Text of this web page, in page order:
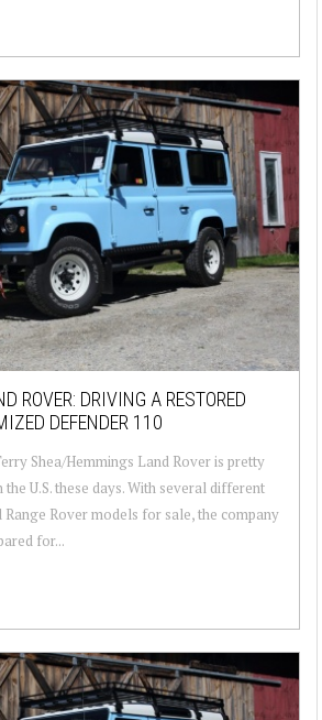
ROVER: DRIVING A RESTORED
DEFENDER 110
Shea/Hemmings Land Rover is pretty
U.S. these days. With several different
Range Rover models for sale, the company
for...